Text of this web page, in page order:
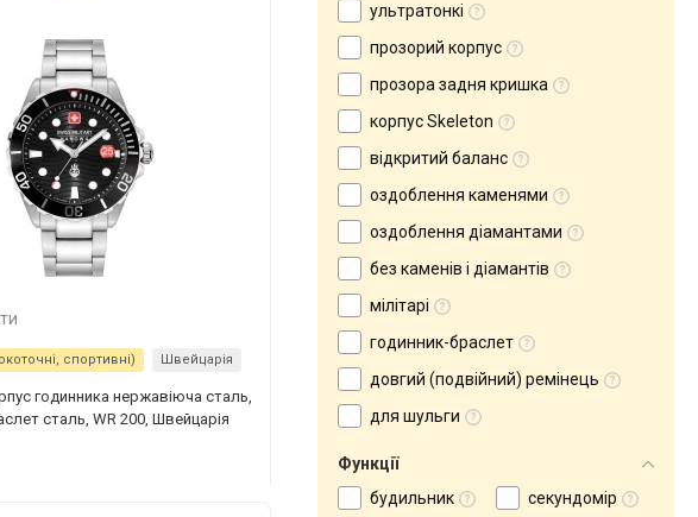
спортивні) Швейцарія
годинника нержавіюча сталь,
сталь, WR 200, Швейцарія
ультратонкі
прозорий корпус
прозора задня кришка
корпус Skeleton
відкритий баланс
оздоблення каменями
оздоблення діамантами
без каменів і діамантів
мілітарі
годинник-браслет
довгий (подвійний) ремінець
для шульги
Функції
будильник
секундомір